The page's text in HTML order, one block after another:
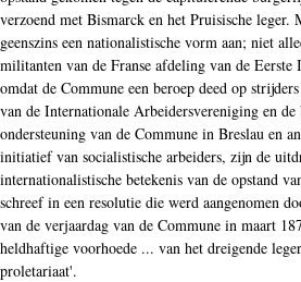
verzoend met Bismarck en het Pruisische leger.
geenszins een nationalistische vorm aan; niet
militanten van de Franse afdeling van de Eerste
omdat de Commune een beroep deed op
van de Internationale Arbeidersvereniging en de
ondersteuning van de Commune in Breslau en
initiatief van socialistische arbeiders, zijn de
internationalistische betekenis van de opstand
schreef in een resolutie die werd aangenomen
van de verjaardag van de Commune in maart
heldhaftige voorhoede ... van het dreigende
proletariaat'.